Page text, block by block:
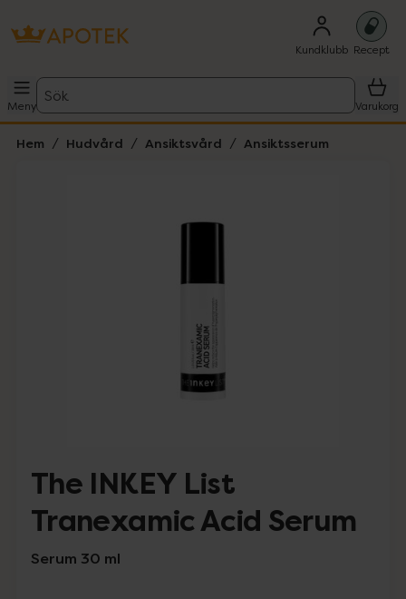
Kundklubb Recept
Meny
Sök
Varukorg
Hem Hudvård Ansiktsvård Ansiktsserum
The INKEY List
Tranexamic Acid Serum
Serum 30 ml